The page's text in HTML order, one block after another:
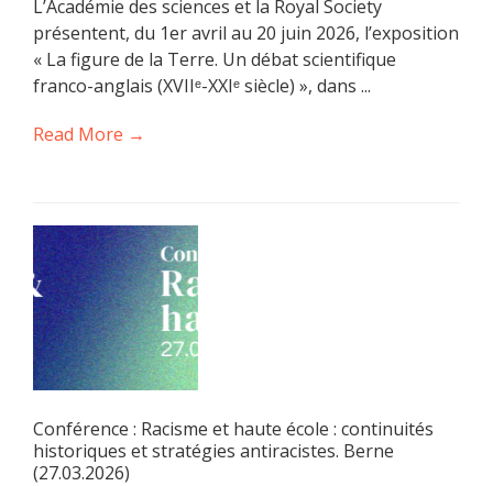
L’Académie des sciences et la Royal Society
présentent, du 1er avril au 20 juin 2026, l’exposition
« La figure de la Terre. Un débat scientifique
franco-anglais (XVIIᵉ-XXIᵉ siècle) », dans ...
Read More →
Conférence : Racisme et haute école : continuités
historiques et stratégies antiracistes. Berne
(27.03.2026)